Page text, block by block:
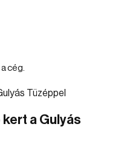
cég.
a Gulyás